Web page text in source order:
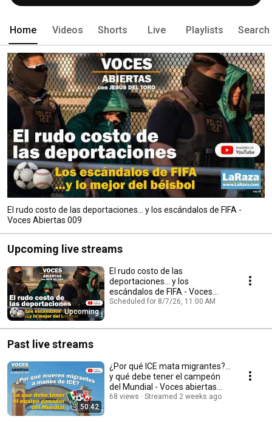
Home Videos Shorts Live Playlists Search
El rudo costo de las deportaciones... y los escándalos de FIFA -
Voces Abiertas 009
Upcoming live streams
Upcoming
El rudo costo de las
deportaciones... y los
escándalos de FIFA - Voces
Abiertas 009
Scheduled for 8/7/26, 11:00 AM
Past live streams
50:42
¿Por qué ICE mata migrantes?...
y qué debe tener el campeón
del Mundial - Voces abiertas
008
68 views Streamed 2 weeks ago